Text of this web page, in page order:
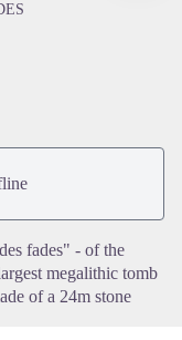
in full screen
fades" - of the
megalithic tomb
of a 24m stone